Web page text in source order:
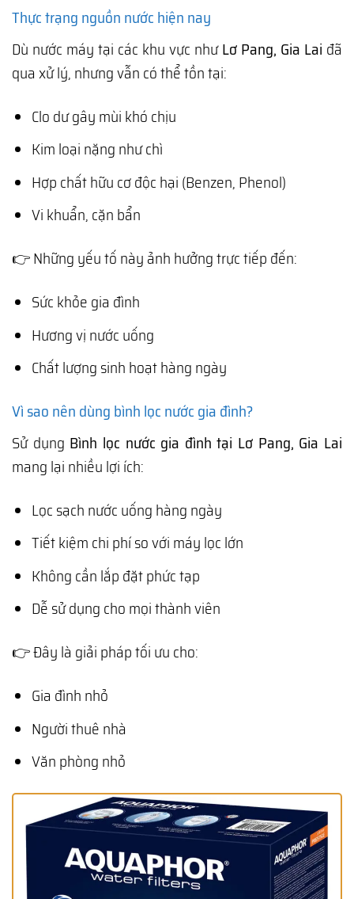
Thực trạng nguồn nước hiện nay
Dù nước máy tại các khu vực nhưLơ Pang, Gia Lai đã
qua xử lý, nhưng vẫn có thể tồn tại:
Clo dư gây mùi khó chịu
Kim loại nặng như chì
Hợp chất hữu cơ độc hại (Benzen, Phenol)
Vi khuẩn, cặn bẩn
👉 Những yếu tố này ảnh hưởng trực tiếp đến:
Sức khỏe gia đình
Hương vị nước uống
Chất lượng sinh hoạt hàng ngày
Vì sao nên dùng bình lọc nước gia đình?
Sử dụng Bình lọc nước gia đình tại Lơ Pang, Gia Lai
mang lại nhiều lợi ích:
Lọc sạch nước uống hàng ngày
Tiết kiệm chi phí so với máy lọc lớn
Không cần lắp đặt phức tạp
Dễ sử dụng cho mọi thành viên
👉 Đây là giải pháp tối ưu cho:
Gia đình nhỏ
Người thuê nhà
Văn phòng nhỏ